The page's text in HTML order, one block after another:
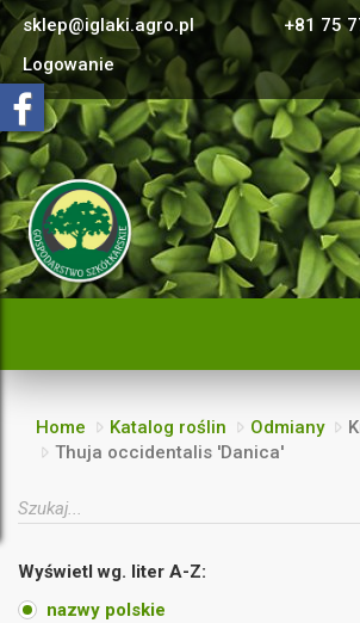
sklep@iglaki.agro.pl
+81 75
Logowanie
Home Katalog roślin Odmiany
Thuja occidentalis 'Danica'
Wyświetl wg. liter A-Z:
nazwy polskie